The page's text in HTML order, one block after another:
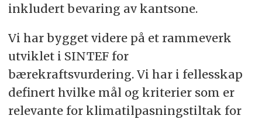
inkludert bevaring av kantsone.
Vi har bygget videre på et rammeverk
utviklet i SINTEF for
bærekraftsvurdering. Vi har i fellesskap
definert hvilke mål og kriterier som er
relevante for klimatilpasningstiltak for